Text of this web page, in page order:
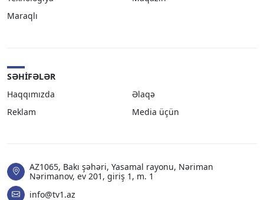
Maraqlı
SƏHIFƏLƏR
Haqqımızda
Əlaqə
Reklam
Media üçün
AZ1065, Bakı şəhəri, Yasamal rayonu, Nəriman
Nərimanov, ev 201, giriş 1, m. 1
info@tv1.az